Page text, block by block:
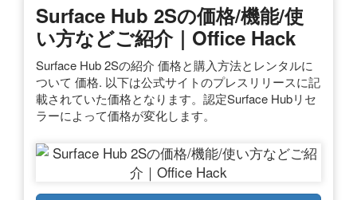
Surface Hub 2Sの価格/機能/使
い方などご紹介｜Office Hack
Surface Hub 2Sの紹介 価格と購入方法とレンタルに
ついて 価格. 以下は公式サイトのプレスリリースに記
載されていた価格となります。認定Surface Hubリセ
ラーによって価格が変化します。